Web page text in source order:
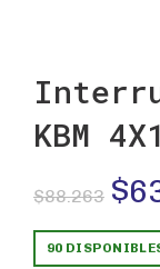
KBM
$88.263 El
$
90